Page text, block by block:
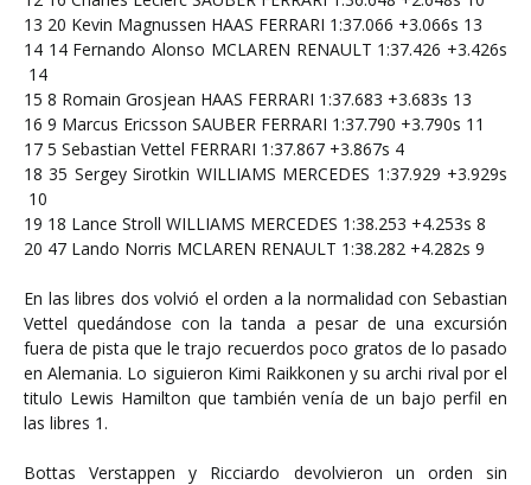
13 20 Kevin Magnussen HAAS FERRARI 1:37.066 +3.066s 13
14 14 Fernando Alonso MCLAREN RENAULT 1:37.426 +3.426s
14
15 8 Romain Grosjean HAAS FERRARI 1:37.683 +3.683s 13
16 9 Marcus Ericsson SAUBER FERRARI 1:37.790 +3.790s 11
17 5 Sebastian Vettel FERRARI 1:37.867 +3.867s 4
18 35 Sergey Sirotkin WILLIAMS MERCEDES 1:37.929 +3.929s
10
19 18 Lance Stroll WILLIAMS MERCEDES 1:38.253 +4.253s 8
20 47 Lando Norris MCLAREN RENAULT 1:38.282 +4.282s 9
En las libres dos volvió el orden a la normalidad con Sebastian
Vettel quedándose con la tanda a pesar de una excursión
fuera de pista que le trajo recuerdos poco gratos de lo pasado
en Alemania. Lo siguieron Kimi Raikkonen y su archi rival por el
titulo Lewis Hamilton que también venía de un bajo perfil en
las libres 1.
Bottas Verstappen y Ricciardo devolvieron un orden sin